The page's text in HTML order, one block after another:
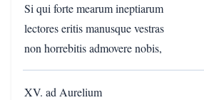
Si qui forte mearum ineptiarum
lectores eritis manusque vestras
non horrebitis admovere nobis,
XV. ad Aurelium